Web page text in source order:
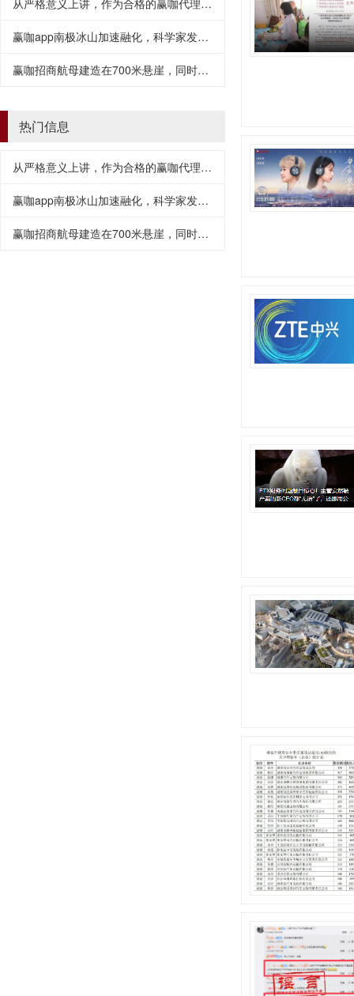
从严格意义上讲，作为合格的赢咖代理，至少要有三个基本条件
赢咖app南极冰山加速融化，科学家发现真相
赢咖招商航母建造在700米悬崖，同时搭载500多架战机
热门信息
从严格意义上讲，作为合格的赢咖代理，至少要有三个基本条件
赢咖app南极冰山加速融化，科学家发现真相
赢咖招商航母建造在700米悬崖，同时搭载500多架战机